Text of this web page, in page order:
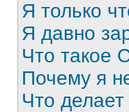
Я только
Я давно
Что такое
Почему я
Что